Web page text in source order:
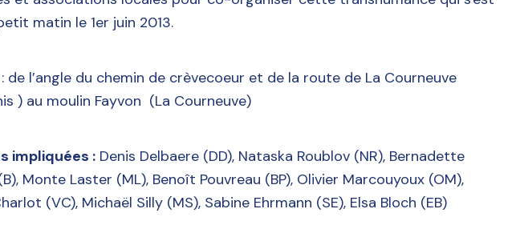
matin le 1er juin 2013.
: de l’angle du chemin de crèvecoeur et de la route de La Courneuve
) au moulin Fayvon (La Courneuve)
impliquées : Denis Delbaere (DD), Nataska Roublov (NR), Bernadette
Monte Laster (ML), Benoît Pouvreau (BP), Olivier Marcouyoux (OM),
(VC), Michaël Silly (MS), Sabine Ehrmann (SE), Elsa Bloch (EB)